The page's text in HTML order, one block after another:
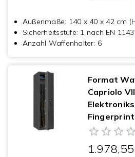
Außenmaße: 140 x 40 x 42 cm
Sicherheitsstufe: 1 nach EN
Anzahl Waffenhalter: 6
Format
Capriolo
Fingerprint